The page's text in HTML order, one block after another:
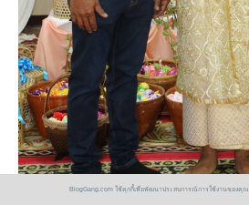
BlogGang.com ใช้คุกกี้เพื่อพัฒนาประสบการณ์การใช้งานของคุณ